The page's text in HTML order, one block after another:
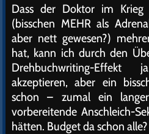
Dass der Doktor im Krieg
(bisschen MEHR als
aber nett gewesen?)
hat, kann ich durch den
Drehbuchwriting-
akzeptieren, aber ein
schon – zumal ein
vorbereitende Anschleich-
hätten. Budget da schon alle?